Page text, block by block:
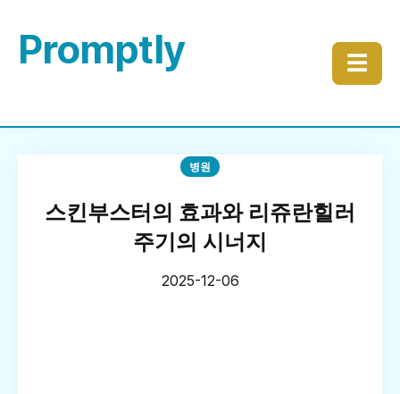
Promptly ☰
병원
스킨부스터의 효과와 리쥬란힐러
주기의 시너지
2025-12-06